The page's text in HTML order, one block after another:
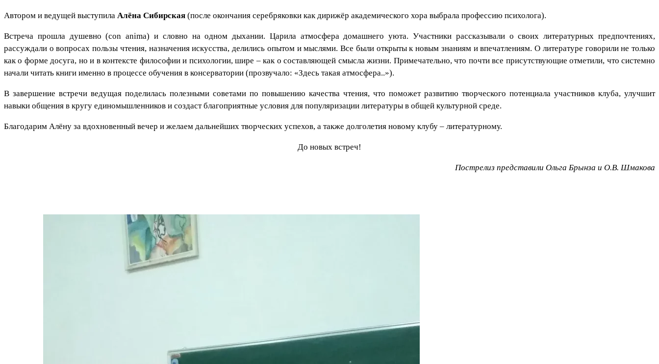
Автором и ведущей выступила Алёна Сибирская (после окончания серебряковки как дирижёр академического хора выбрала профессию психолога).
Встреча прошла душевно (сon anima) и словно на одном дыхании. Царила атмосфера домашнего уюта. Участники рассказывали о своих литературных предпочтениях,
рассуждали о вопросах пользы чтения, назначения искусства, делились опытом и мыслями. Все были открыты к новым знаниям и впечатлениям. О литературе говорили не только
как о форме досуга, но и в контексте философии и психологии, шире – как о составляющей смысла жизни. Примечательно, что почти все присутствующие отметили, что системно
начали читать книги именно в процессе обучения в консерватории (прозвучало: «Здесь такая атмосфера..»).
В завершение встречи ведущая поделилась полезными советами по повышению качества чтения, что поможет развитию творческого потенциала участников клуба, улучшит
навыки общения в кругу единомышленников и создаст благоприятные условия для популяризации литературы в общей культурной среде.
Благодарим Алёну за вдохновенный вечер и желаем дальнейших творческих успехов, а также долголетия новому клубу – литературному.
До новых встреч!
Пострелиз представили Ольга Брынза и О.В. Шмакова